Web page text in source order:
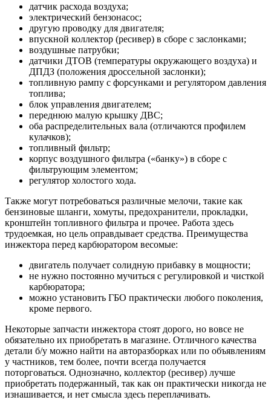
датчик расхода воздуха;
электрический бензонасос;
другую проводку для двигателя;
впускной коллектор (ресивер) в сборе с заслонками;
воздушные патрубки;
датчики ДТОВ (температуры окружающего воздуха) и
ДПДЗ (положения дроссельной заслонки);
топливную рампу с форсунками и регулятором давления
топлива;
блок управления двигателем;
переднюю малую крышку ДВС;
оба распределительных вала (отличаются профилем
кулачков);
топливный фильтр;
корпус воздушного фильтра («банку») в сборе с
фильтрующим элементом;
регулятор холостого хода.
Также могут потребоваться различные мелочи, такие как
бензиновые шланги, хомуты, предохранители, прокладки,
кронштейн топливного фильтра и прочее. Работа здесь
трудоемкая, но цель оправдывает средства. Преимущества
инжектора перед карбюратором весомые:
двигатель получает солидную прибавку в мощности;
не нужно постоянно мучиться с регулировкой и чисткой
карбюратора;
можно установить ГБО практически любого поколения,
кроме первого.
Некоторые запчасти инжектора стоят дорого, но вовсе не
обязательно их приобретать в магазине. Отличного качества
детали б/у можно найти на авторазборках или по объявлениям
у частников, тем более, почти всегда получается
поторговаться. Однозначно, коллектор (ресивер) лучше
приобретать подержанный, так как он практически никогда не
изнашивается, и нет смысла здесь переплачивать.